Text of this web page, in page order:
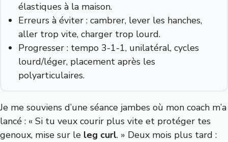
élastiques à la maison.
Erreurs à éviter : cambrer, lever les hanches,
aller trop vite, charger trop lourd.
Progresser : tempo 3-1-1, unilatéral, cycles
lourd/léger, placement après les
polyarticulaires.
Je me souviens d’une séance jambes où mon coach m’a
lancé : « Si tu veux courir plus vite et protéger tes
genoux, mise sur le leg curl. » Deux mois plus tard :